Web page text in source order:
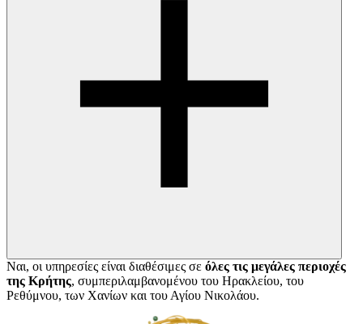
Ναι, οι υπηρεσίες είναι διαθέσιμες σε όλες τις μεγάλες περιοχές
της Κρήτης, συμπεριλαμβανομένου του Ηρακλείου, του
Ρεθύμνου, των Χανίων και του Αγίου Νικολάου.